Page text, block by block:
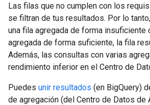
Las filas que no cumplen con los
se filtran de tus resultados. Por lo
una fila agregada de forma insuficiente
agregada de forma suficiente, la fila
Además, las consultas con varias
rendimiento inferior en el Centro de
Puedes unir resultados (en BigQuery)
de agregación (del Centro de Datos de